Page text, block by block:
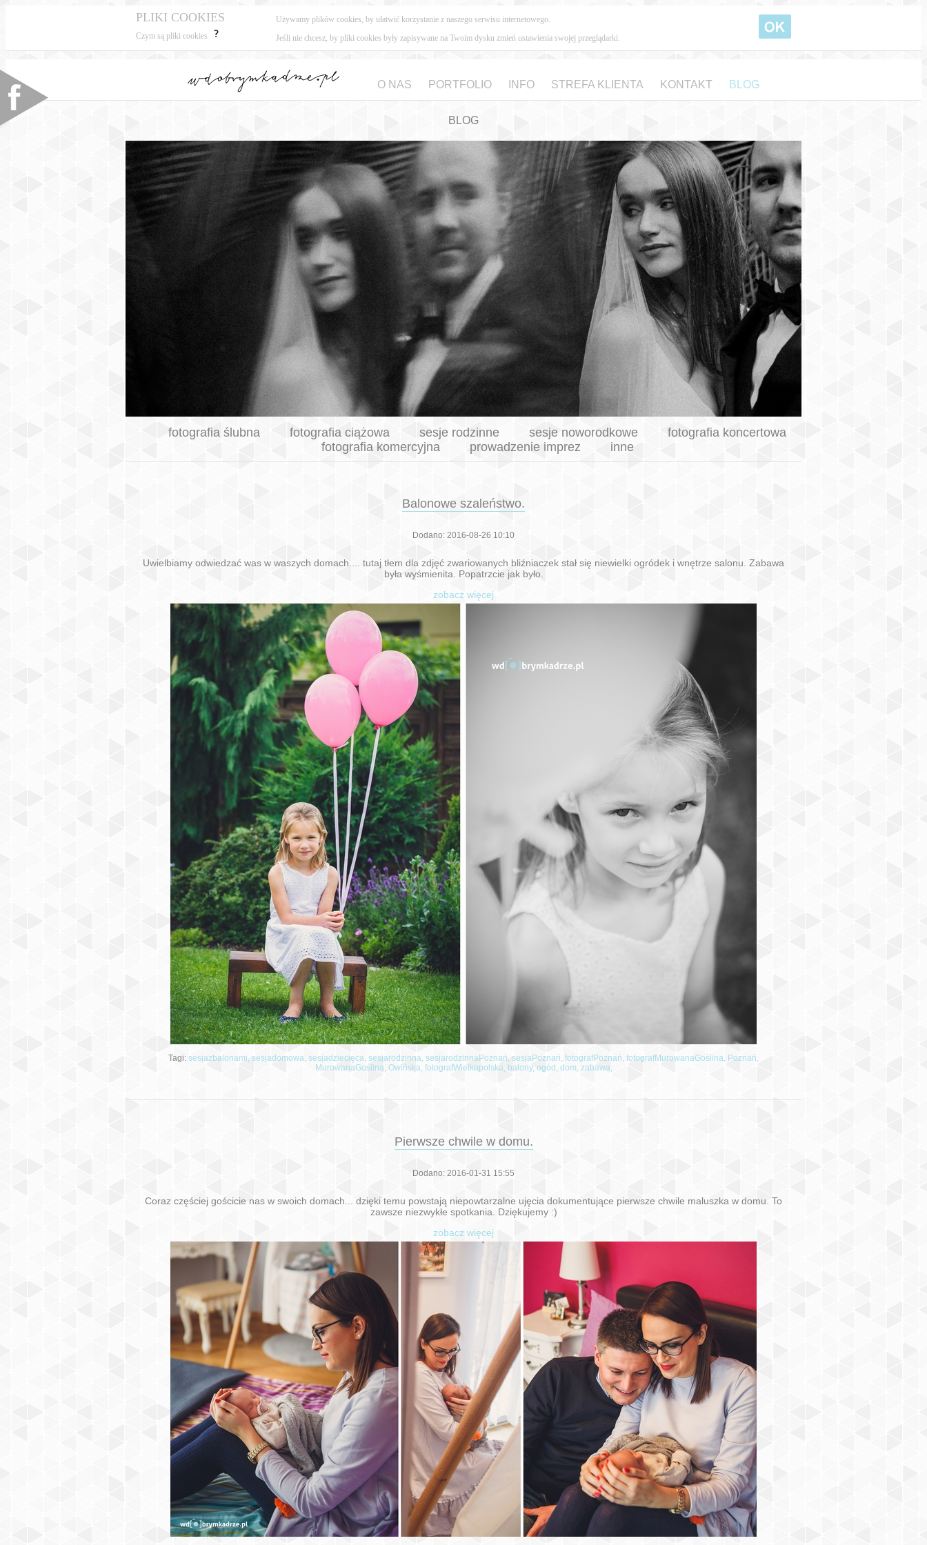
PLIKI COOKIES
Czym są pliki cookies
Używamy plików cookies, by ułatwić korzystanie z naszego serwisu internetowego.
Jeśli nie chcesz, by pliki cookies były zapisywane na Twoim dysku zmień ustawienia swojej przeglądarki.
O NAS PORTFOLIO INFO STREFA KLIENTA KONTAKT BLOG
BLOG
fotografia ślubna fotografia ciążowa sesje rodzinne sesje noworodkowe
fotografia koncertowa
fotografia komercyjna
prowadzenie imprez inne
Balonowe szaleństwo.
Dodano: 2016-08-26 10:10
Uwielbiamy odwiedzać was w waszych domach.... tutaj tłem dla zdjęć zwariowanych bliźniaczek stał się niewielki ogródek i wnętrze salonu. Zabawa
była wyśmienita. Popatrzcie jak było.
zobacz więcej
Tagi: sesjazbalonami, sesjadomowa, sesjadziecięca, sesjarodzinna, sesjarodzinnaPoznań, sesjaPoznań, fotografPoznań, fotografMurowanaGoślina, Poznań,
MurowanaGoślina, Owińska, fotografWielkopolska, balony, ogód, dom, zabawa,
Pierwsze chwile w domu.
Dodano: 2016-01-31 15:55
Coraz częściej gościcie nas w swoich domach... dzięki temu powstają niepowtarzalne ujęcia dokumentujące pierwsze chwile maluszka w domu. To
zawsze niezwykłe spotkania. Dziękujemy :)
zobacz więcej